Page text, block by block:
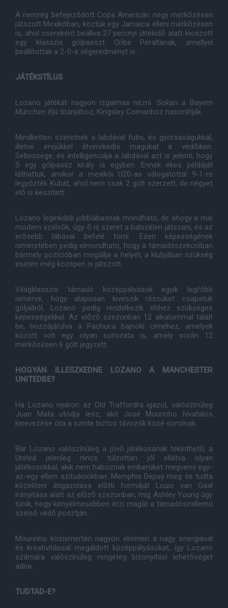
A nemrég befejezõdött Copa Americán négy mérkõzésen
játszott Mexikóban, köztük egy Jamaica elleni mérkõzésen
is, ahol csereként beállva 27 percnyi játékidõ alatt kioszott
egy klasszis gólpasszt Oribe Peraltanak, amellyel
beállították a 2-0-s végeredményt is.
JÁTÉKSTÍLUS
Lozano játékát nagyon izgalmas nézni. Sokan a Bayern
München ifjú titánjához, Kingsley Comanhoz hasonlítják.
Mindketten szeretnek a labdával futni, és gyorsaságukkal,
illetve erejükkel átverekedni magukat a védõiken.
Sebessége, és intelligenciája a labdával azt is jelenti, hogy
õ egy gólpassz király is egyben. Ennek ékes példáját
láthattuk, amikor a mexikói U20-as válogatottal 9-1-re
legyõzték Kubát, ahol nem csak 2 gólt szerzett, de négyet
elõ is készített.
Lozano leginkább jobblábasnak mondható, de ahogy a mai
modern szélsõk, úgy õ is szeret a balszélen játszani, és az
erõsebb lábával befelé törni. Ezen képességének
ismeretében pedig elmondható, hogy a támadószekcióban
bármely pozícióban megállja a helyét, a klubjában szükség
esetén még középen is játszott.
Világklasszis támadó középpályások egyik legfõbb
ismérve, hogy alaposan kiveszik részüket csapatuk
góljaiból, Lozano pedig rendelkezik ehhez szükséges
képességekkel. Az elõzõ szezonban 12 alkalommal talált
be, hozzájárulva a Pachuca bajnoki címéhez, amelyek
között volt egy olyan sorozata is, amely során 12
mérkõzésen 6 gólt jegyzett.
HOGYAN ILLESZKEDNE LOZANO A MANCHESTER
UNITEDBE?
Ha Lozano nyáron az Old Traffordra igazol, valószínûleg
Juan Mata utódja lesz, akit José Mourinho hivatalos
kinevezése óta a szinte biztos távozók közé sorolnak.
Bár Lozano valószínûleg a jövõ játékosának tekinthetõ, a
United jelenleg nincs túlzottan jól ellátva olyan
játékosokkal, akik nem haboznak emberüket megverni egy-
az-egy elleni szituációkban. Memphis Depay meg se tudta
közelíteni átigazolása elõtti formáját Louis van Gaal
irányítása alatt az elõzõ szezonban, míg Ashley Young úgy
tûnik, hogy kényelmesebben érzi magát a támadószellemû
szélsõ védõ posztján.
Mourinho közismerten nagyon elismeri a nagy energiával
és kreativitással megáldott középpályásokat, így Lozano
számára valószínûleg rengeteg bizonyítási lehetõséget
adna.
TUDTAD-E?